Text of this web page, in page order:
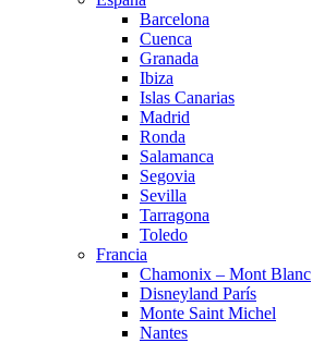
Barcelona
Cuenca
Granada
Ibiza
Islas Canarias
Madrid
Ronda
Salamanca
Segovia
Sevilla
Tarragona
Toledo
Francia
Chamonix – Mont Blanc
Disneyland París
Monte Saint Michel
Nantes